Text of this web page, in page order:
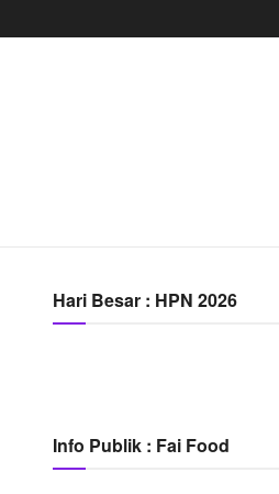
Hari Besar : HPN 2026
Info Publik : Fai Food